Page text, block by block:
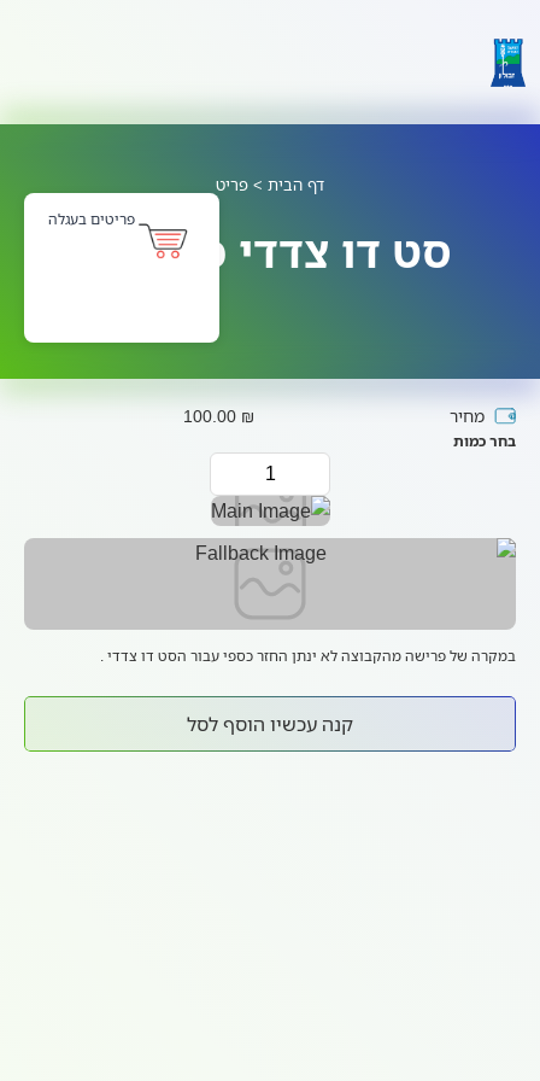
דף הבית > פריט
סט דו צדדי כדורסל
מחיר ₪ 100.00
בחר כמות
פריטים בעגלה
במקרה של פרישה מהקבוצה לא ינתן החזר כספי עבור הסט דו צדדי .
קנה עכשיו הוסף לסל